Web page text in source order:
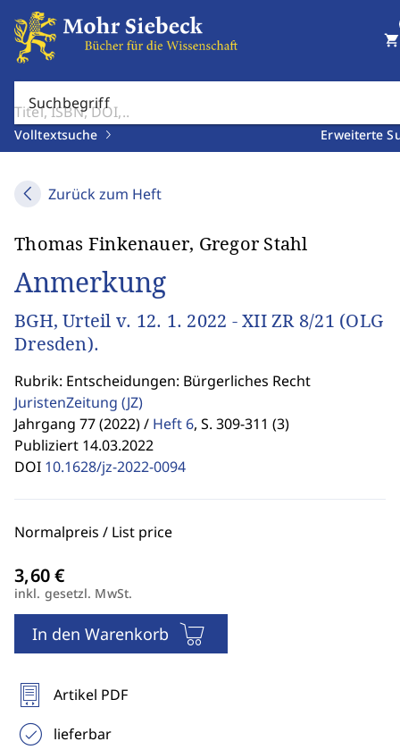
Suchbegriff
Volltextsuche Erweiterte
shopping_cart
Zurück zum Heft
Thomas Finkenauer, Gregor Stahl
Anmerkung
BGH, Urteil v. 12. 1. 2022 - XII ZR 8/21 (OLG
Dresden).
Rubrik: Entscheidungen: Bürgerliches Recht
JuristenZeitung (JZ)
Jahrgang 77 (2022) / Heft 6, S. 309-311 (3)
Publiziert 14.03.2022
DOI 10.1628/jz-2022-0094
Normalpreis / List price
inkl. gesetzl. MwSt.
In den Warenkorb
Artikel PDF
lieferbar